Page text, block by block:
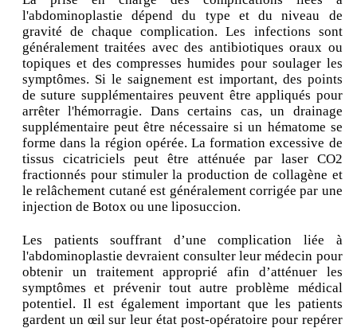
l'abdominoplastie dépend du type et du niveau de
gravité de chaque complication. Les infections sont
généralement traitées avec des antibiotiques oraux ou
topiques et des compresses humides pour soulager les
symptômes. Si le saignement est important, des points
de suture supplémentaires peuvent être appliqués pour
arrêter l'hémorragie. Dans certains cas, un drainage
supplémentaire peut être nécessaire si un hématome se
forme dans la région opérée. La formation excessive de
tissus cicatriciels peut être atténuée par laser CO2
fractionnés pour stimuler la production de collagène et
le relâchement cutané est généralement corrigée par une
injection de Botox ou une liposuccion.
Les patients souffrant d’une complication liée à
l'abdominoplastie devraient consulter leur médecin pour
obtenir un traitement approprié afin d’atténuer les
symptômes et prévenir tout autre problème médical
potentiel. Il est également important que les patients
gardent un œil sur leur état post-opératoire pour repérer